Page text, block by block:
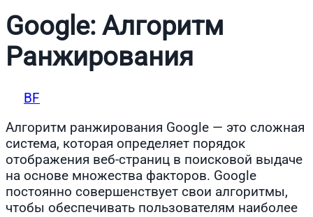
Google: Алгоритм
Ранжирования
BF
Алгоритм ранжирования Google — это сложная
система, которая определяет порядок
отображения веб-страниц в поисковой выдаче
на основе множества факторов. Google
постоянно совершенствует свои алгоритмы,
чтобы обеспечивать пользователям наиболее